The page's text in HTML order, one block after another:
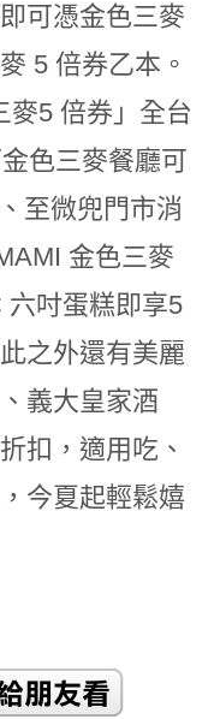
可憑金色三麥
5 倍券乙本。
麥5 倍券」全台
色三麥餐廳可
至微兜門市消
金色三麥
吋蛋糕即享5
之外還有美麗
義大皇家酒
扣，適用吃、
今夏起輕鬆嬉